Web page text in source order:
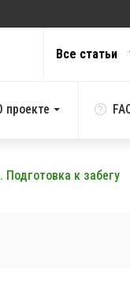
Все статьи
проекте
к забегу